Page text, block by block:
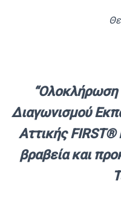
“Ολοκλήρωση
Διαγωνισμού
Αττικής
βραβεία και